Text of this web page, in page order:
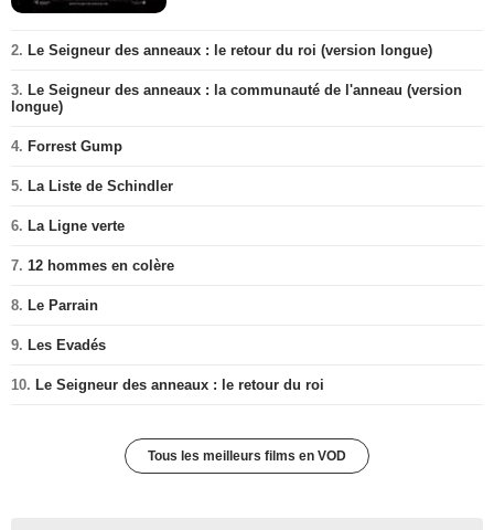
2. Le Seigneur des anneaux : le retour du roi (version longue)
3. Le Seigneur des anneaux : la communauté de l'anneau (version
longue)
4. Forrest Gump
5. La Liste de Schindler
6. La Ligne verte
7. 12 hommes en colère
8. Le Parrain
9. Les Evadés
10. Le Seigneur des anneaux : le retour du roi
Tous les meilleurs films en VOD